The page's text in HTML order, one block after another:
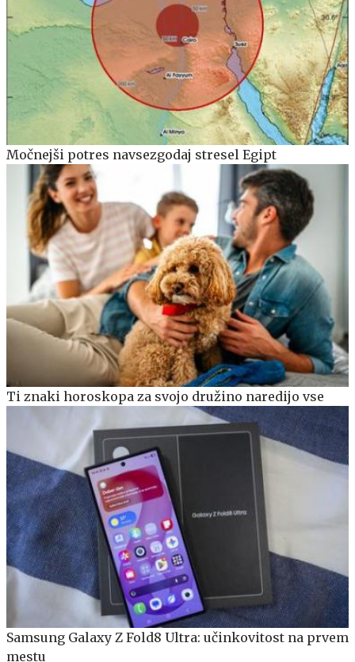
Močnejši potres navsezgodaj stresel Egipt
Ti znaki horoskopa za svojo družino naredijo vse
Samsung Galaxy Z Fold8 Ultra: učinkovitost na prvem
mestu